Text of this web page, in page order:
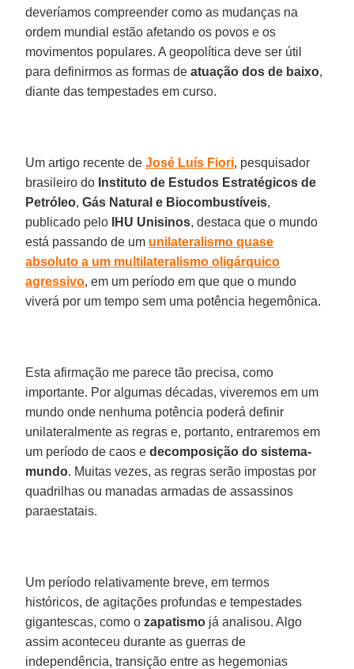
deveríamos compreender como as mudanças na
ordem mundial estão afetando os povos e os
movimentos populares. A geopolítica deve ser útil
para definirmos as formas deatuação dos de baixo,
diante das tempestades em curso.
Um artigo recente deJosé Luís Fiori, pesquisador
brasileiro do Instituto de Estudos Estratégicos de
Petróleo,Gás Natural e Biocombustíveis,
publicado pelo
IHU Unisinos, destaca que o mundo
está passando de um unilateralismo quase
absoluto a um multilateralismo oligárquico
agressivo, em um período em que que o mundo
viverá por um tempo sem uma potência hegemônica.
Esta afirmação me parece tão precisa, como
importante. Por algumas décadas, viveremos em um
mundo onde nenhuma potência poderá definir
unilateralmente as regras e, portanto, entraremos em
um período de caos edecomposição do sistema-
mundo. Muitas vezes, as regras serão impostas por
quadrilhas ou manadas armadas de assassinos
paraestatais.
Um período relativamente breve, em termos
históricos, de agitações profundas e tempestades
gigantescas, como ozapatismo já analisou. Algo
assim aconteceu durante as guerras de
independência, transição entre as hegemonias